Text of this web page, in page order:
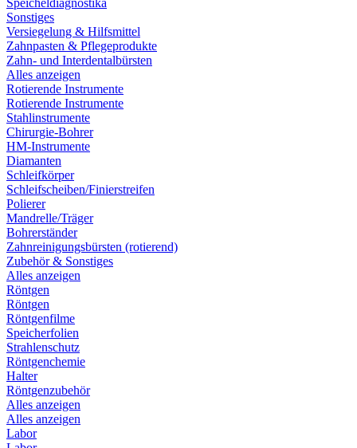
Speicheldiagnostika
Sonstiges
Versiegelung & Hilfsmittel
Zahnpasten & Pflegeprodukte
Zahn- und Interdentalbürsten
Alles anzeigen
Rotierende Instrumente
Rotierende Instrumente
Stahlinstrumente
Chirurgie-Bohrer
HM-Instrumente
Diamanten
Schleifkörper
Schleifscheiben/Finierstreifen
Polierer
Mandrelle/Träger
Bohrerständer
Zahnreinigungsbürsten (rotierend)
Zubehör & Sonstiges
Alles anzeigen
Röntgen
Röntgen
Röntgenfilme
Speicherfolien
Strahlenschutz
Röntgenchemie
Halter
Röntgenzubehör
Alles anzeigen
Alles anzeigen
Labor